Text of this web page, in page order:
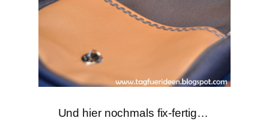
Und hier nochmals fix-fertig…